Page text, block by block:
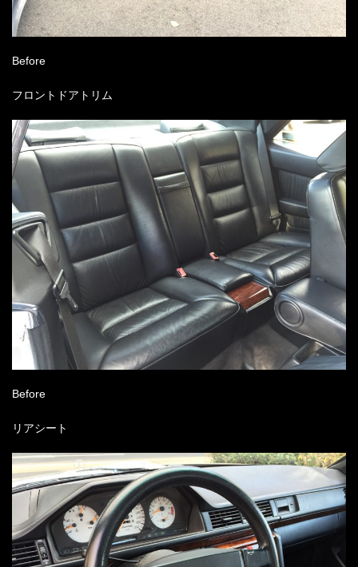
Before
フロントドアトリム
Before
リアシート